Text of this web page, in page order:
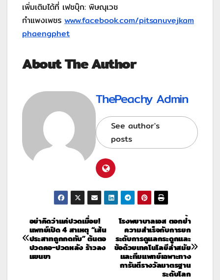
เพิ่มเติมได้ที่ เฟซบุ๊ก: พิษณุเวช
กำแพงเพชร www.facebook.com/pitsanuvejkam
phaengphet
About The Author
ThePeachy Admin
See author's
posts
โรงพยาบาลเอส ตอกย้ำ
ความสำเร็จกับการยก
ระดับการดูแลกระดูกและ
ข้อด้วยเทคโนโลยีล้ำสมัย
และทีมแพทย์เฉพาะทาง
การันตีรางวัลมาตรฐาน
ระดับโลก
อย่าคิดว่าแค่ปวดเมื่อย!
แพทย์เปิด 4 สาเหตุ “เส้น
ประสาทถูกกดทับ” ต้นตอ
ปวดคอ-ปวดหลัง ร้าวลง
แขนขา